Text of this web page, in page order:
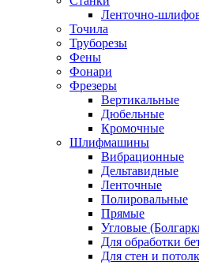
Ленточно-
Точила
Труборезы
Фены
Фонари
Фрезеры
Вертикальные
Дюбельные
Кромочные
Шлифмашины
Вибрационные
Дельтавидные
Ленточные
Полировальные
Прямые
Угловые
Для обработки
Для стен и